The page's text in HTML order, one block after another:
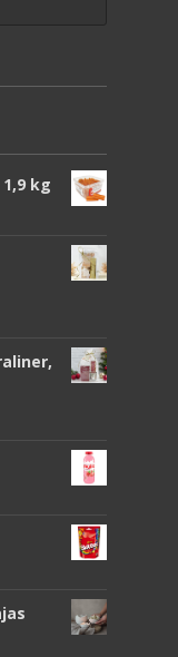
kg